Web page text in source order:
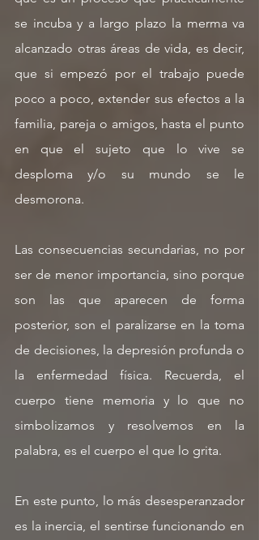
se incuba y a largo plazo la merma va
alcanzado otras áreas de vida, es decir,
que si empezó por el trabajo puede
poco a poco, extender sus efectos a la
familia, pareja o amigos, hasta el punto
en que el sujeto que lo vive se
desploma y/o su mundo se le
desmorona.
Las consecuencias secundarias, no por
ser de menor importancia, sino porque
son las que aparecen de forma
posterior, son el paralizarse en la toma
de decisiones, la depresión profunda o
la enfermedad física. Recuerda, el
cuerpo tiene memoria y lo que no
simbolizamos y resolvemos en la
palabra, es el cuerpo el que lo grita.
En este punto, lo más desesperanzador
es la inercia, el sentirse funcionando en